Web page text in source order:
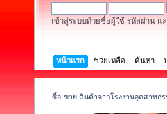
เข้าสู่ระบบด้วยชื่อผู้ใช้ รหัสผ่าน แ
หน้าแรก ช่วยเหลือ ค้นหา
ซื้อ-ขาย สินค้าจากโรงงานอุตสาหก